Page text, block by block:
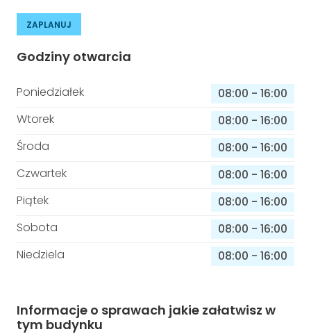
ZAPLANUJ
Godziny otwarcia
Poniedziałek 08:00 - 16:00
Wtorek
08:00 - 16:00
Środa
08:00 - 16:00
Czwartek
08:00 - 16:00
Piątek
08:00 - 16:00
Sobota
08:00 - 16:00
Niedziela
08:00 - 16:00
Informacje o sprawach jakie załatwisz w
tym budynku